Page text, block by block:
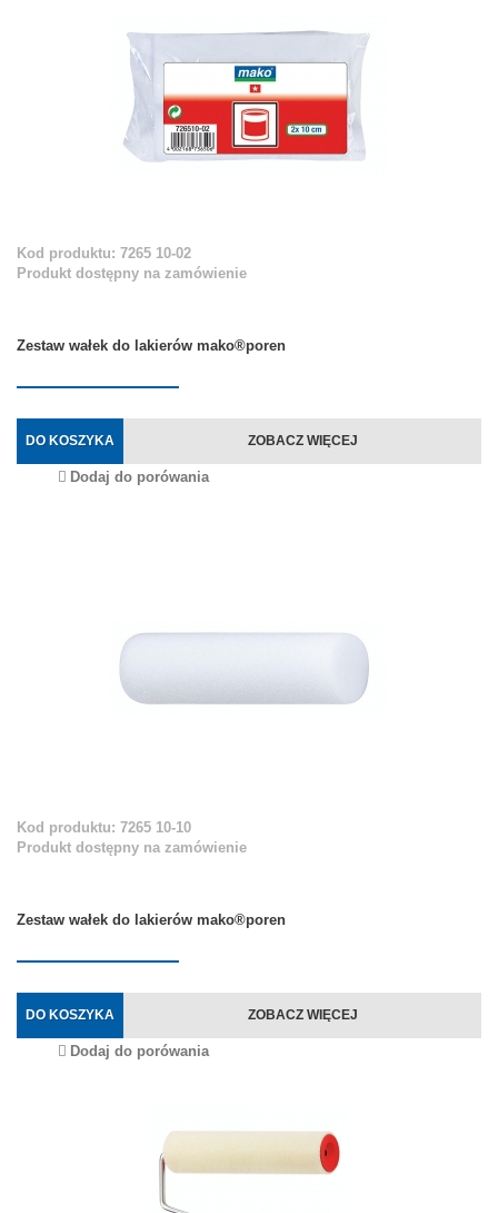
Kod produktu: 7265 10-02
Produkt dostępny na zamówienie
Zestaw wałek do lakierów mako®poren
DO KOSZYKA ZOBACZ WIĘCEJ
Dodaj do porówania
Kod produktu: 7265 10-10
Produkt dostępny na zamówienie
Zestaw wałek do lakierów mako®poren
DO KOSZYKA ZOBACZ WIĘCEJ
Dodaj do porówania